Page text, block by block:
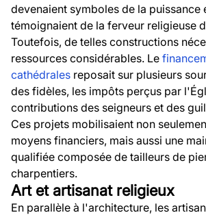
devenaient symboles de la puissance
témoignaient de la ferveur religieuse
Toutefois, de telles constructions
ressources considérables. Le
cathédrales reposait sur plusieurs
des fidèles, les impôts perçus par
contributions des seigneurs et des
Ces projets mobilisaient non
moyens financiers, mais aussi une
qualifiée composée de tailleurs de
charpentiers.
Art et artisanat religieux
En parallèle à l'architecture, les